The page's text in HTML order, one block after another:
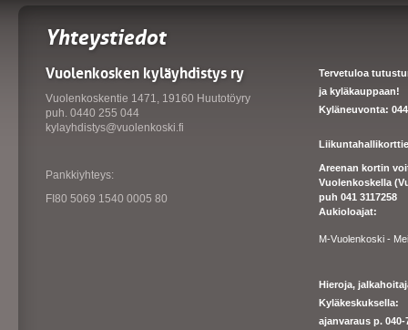
Yhteystiedot
Vuolenkosken kyläyhdistys ry
Vuolenkoskentie 1471, 19160 Huutotöyry
puh. 0440 255 044
kylayhdistys@vuolenkoski.fi
Pankkiyhteys:
FI80 5069 1540 0005 80
Tervetuloa
ja kyläkauppaan!
Kyläneuvonta: 044
Areenan kortin
Vuolenkoskella
puh 041 3117258
Aukioloajat:
M-Vuolenkoski -
Hieroja,
Kyläkeskuksella:
ajanvaraus p.